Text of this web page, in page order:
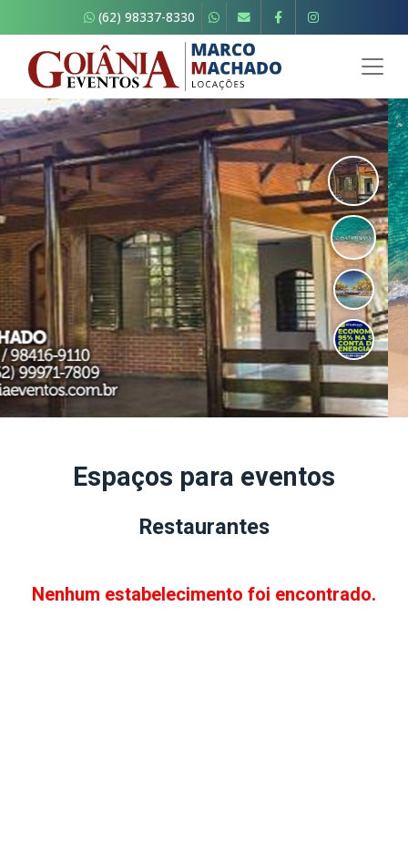
(62) 98337-8330
Espaços para eventos
Restaurantes
Nenhum estabelecimento foi encontrado.